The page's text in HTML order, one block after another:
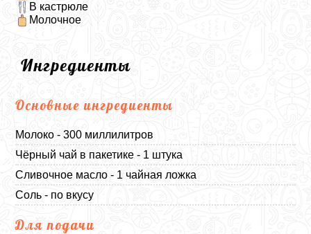
В кастрюле
Молочное
Ингредиенты
Основные ингредиенты
Молоко - 300 миллилитров
Чёрный чай в пакетике - 1 штука
Сливочное масло - 1 чайная ложка
Соль - по вкусу
Для подачи